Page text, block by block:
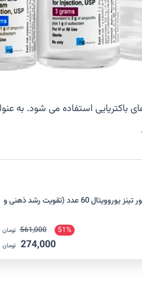
باکتریایی استفاده می شود. به
کپسول زینک پلاس فور تینز یوروویتال 60 عدد (تقویت رشد ذهنی و
51%
561,000 تومان
274,000 تومان